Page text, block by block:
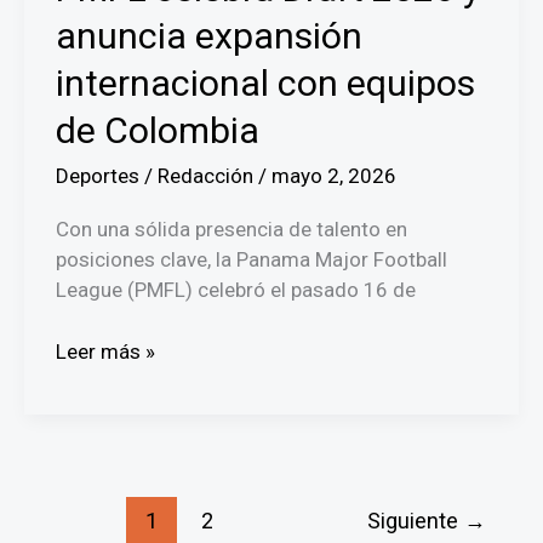
el
‘Coco’
Carrasquilla
anuncia expansión
internacional con equipos
de Colombia
Deportes / Redacción / mayo 2, 2026
Con una sólida presencia de talento en
posiciones clave, la Panama Major Football
League (PMFL) celebró el pasado 16 de
PMFL
Leer más »
1 2 Siguiente →